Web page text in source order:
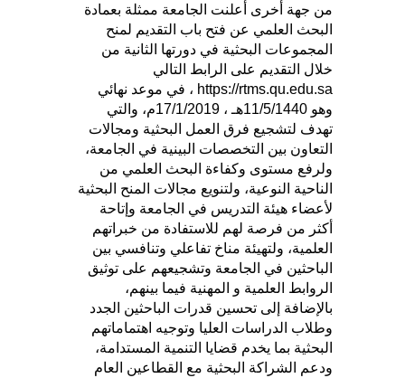
من جهة أخرى أعلنت الجامعة ممثلة بعمادة
البحث العلمي عن فتح باب التقديم لمنح
المجموعات البحثية في دورتها الثانية من
خلال التقديم على الرابط التالي
https://rtms.qu.edu.sa ، في موعد نهائي
وهو 11/5/1440هـ ، 17/1/2019م، والتي
تهدف لتشجيع فرق العمل البحثية ومجالات
التعاون بين التخصصات البينية في الجامعة،
ولرفع مستوى وكفاءة البحث العلمي من
الناحية النوعية، ولتنويع مجالات المنح البحثية
لأعضاء هيئة التدريس في الجامعة وإتاحة
أكثر من فرصة لهم للاستفادة من خبراتهم
العلمية، ولتهيئة مناخ تفاعلي وتنافسي بين
الباحثين في الجامعة وتشجيعهم على توثيق
الروابط العلمية و المهنية فيما بينهم،
بالإضافة إلى تحسين قدرات الباحثين الجدد
وطلاب الدراسات العليا وتوجيه اهتماماتهم
البحثية بما يخدم قضايا التنمية المستدامة،
ودعم الشراكة البحثية مع القطاعين العام